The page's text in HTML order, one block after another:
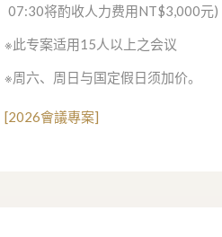
07:30将酌收人力费用NT$3,000元)
此专案适用15人以上之会议
六、周日与国定假日须加价。
[2026會議專案]